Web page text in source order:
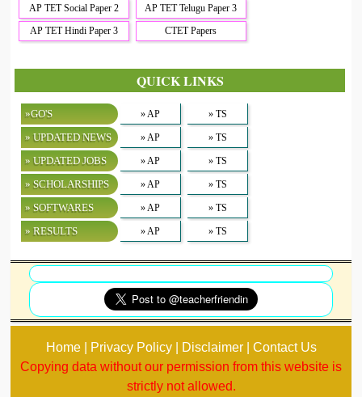
AP TET Social Paper 2
AP TET Telugu Paper 3
AP TET Hindi Paper 3
CTET Papers
QUICK LINKS
»GO'S » AP » TS
» UPDATED NEWS » AP » TS
» UPDATED JOBS » AP » TS
» SCHOLARSHIPS » AP » TS
» SOFTWARES » AP » TS
» RESULTS » AP » TS
Home | Privacy Policy | Disclaimer | Contact Us
Copying data without our permission from this website is
strictly not allowed.